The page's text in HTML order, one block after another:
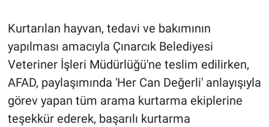
Kurtarılan hayvan, tedavi ve bakımının
yapılması amacıyla Çınarcık Belediyesi
Veteriner İşleri Müdürlüğü'ne teslim edilirken,
AFAD, paylaşımında 'Her Can Değerli' anlayışıyla
görev yapan tüm arama kurtarma ekiplerine
teşekkür ederek, başarılı kurtarma